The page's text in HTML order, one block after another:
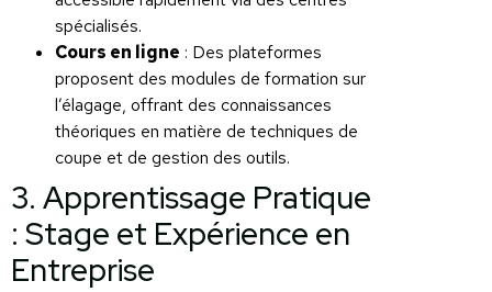
spécialisés.
Cours en ligne : Des plateformes
proposent des modules de formation sur
l’élagage, offrant des connaissances
théoriques en matière de techniques de
coupe et de gestion des outils.
3. Apprentissage Pratique
: Stage et Expérience en
Entreprise